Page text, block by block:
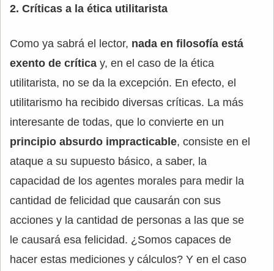
2. Críticas a la ética utilitarista
Como ya sabrá el lector, nada en filosofía está
exento de crítica y, en el caso de la ética
utilitarista, no se da la excepción. En efecto, el
utilitarismo ha recibido diversas críticas. La más
interesante de todas, que lo convierte en un
principio absurdo impracticable, consiste en el
ataque a su supuesto básico, a saber, la
capacidad de los agentes morales para medir la
cantidad de felicidad que causarán con sus
acciones y la cantidad de personas a las que se
le causará esa felicidad. ¿Somos capaces de
hacer estas mediciones y cálculos? Y en el caso